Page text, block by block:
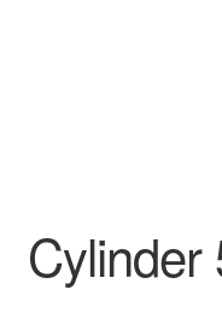
Cylinder